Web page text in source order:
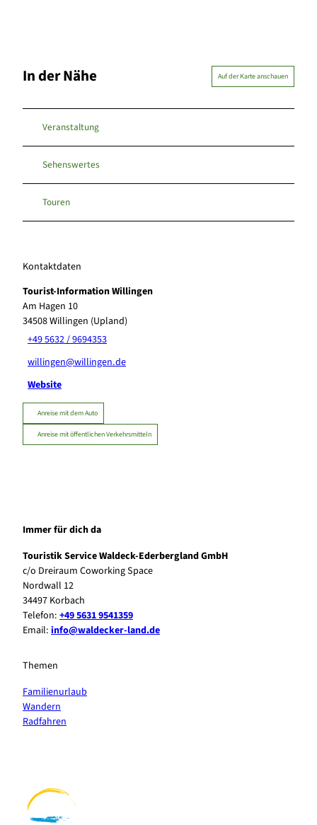
In der Nähe Auf der Karte anschauen
Veranstaltung
Sehenswertes
Touren
Kontaktdaten
Tourist-Information Willingen
Am Hagen 10
34508Willingen (Upland)
+49 5632 / 9694353
willingen@willingen.de
Website
Anreise mit dem Auto
Anreise mit öffentlichen Verkehrsmitteln
Immer für dich da
Touristik Service Waldeck-Ederbergland GmbH
c/o Dreiraum Coworking Space
Nordwall 12
34497 Korbach
Telefon: +49 5631 9541359
Email: info@waldecker-land.de
Themen
Familienurlaub
Wandern
Radfahren
b
n
t
r
t
u
b